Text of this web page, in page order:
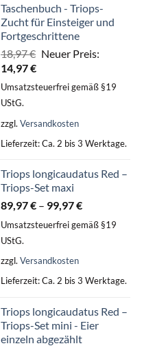
Taschenbuch - Triops-
Zucht für Einsteiger und
Fortgeschrittene
18,97€ Ursprünglicher
war:
18,97 €
Neuer Preis:
14,97€Aktueller
Preis
Umsatzsteuerfrei gemäß §19
UStG.
zzgl. Versandkosten
Lieferzeit:Ca. 2 bis 3 Werktage.
Triops longicaudatus Red –
Triops-Set maxi
89,97€ – 99,97€
Umsatzsteuerfrei gemäß §19
UStG.
zzgl. Versandkosten
Lieferzeit:Ca. 2 bis 3 Werktage.
Triops longicaudatus Red –
Triops-Set mini - Eier
einzeln abgezählt